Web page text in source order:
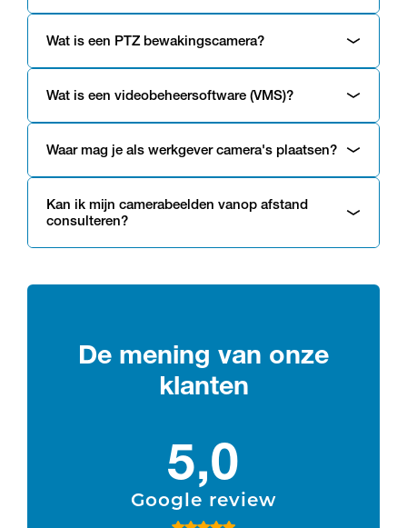
Wat is een PTZ bewakingscamera?
Wat is een videobeheersoftware (VMS)?
Waar mag je als werkgever camera's plaatsen?
Kan ik mijn camerabeelden vanop afstand
consulteren?
De mening van onze
klanten
5,0
Google review